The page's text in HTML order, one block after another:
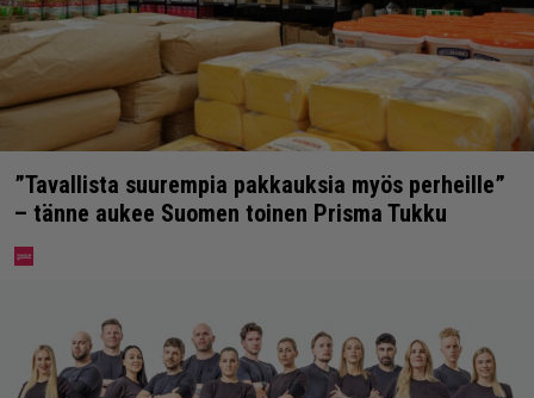
”Tavallista suurempia pakkauksia myös perheille”
– tänne aukee Suomen toinen Prisma Tukku